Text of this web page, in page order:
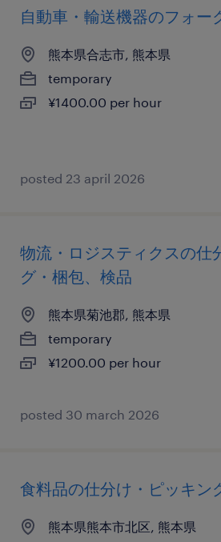
自動車・輸送機器のフォー
熊本県合志市, 熊本県
temporary
¥1400.00 per hour
posted 23 april 2026
物流・ロジスティクスの仕
グ・梱包、検品
熊本県菊池郡, 熊本県
temporary
¥1200.00 per hour
posted 30 march 2026
食料品の仕分け・ピッキン
熊本県熊本市北区, 熊本県